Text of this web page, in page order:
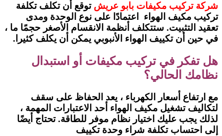
شركة تركيب مكيفات بابو عريشتوقع أن تكلف تكلفة
تركيب مكيف الهواء اعتمادًا على نوع الوحدة ومدى
تعقيد التثبيت. ستتكلف أنظمة الانقسام الأصغر حجمًا ما ،
في حين أن تكييف الهواء الأنبوبي يمكن أن يكلف كثيرا.
هل تفكر في تركيب مكيفات أو استبدال
نظامك الحالي؟
مع ارتفاع أسعار الكهرباء ، يعد الحفاظ على سقف
لتكاليف تشغيل مكيف الهواء أحد الاعتبارات المهمة ،
لذلك يجب عليك اختيار نظام موفر للطاقة. تحتاج أيضًا
إلى احتساب تكلفة شراء وحدة تكييف